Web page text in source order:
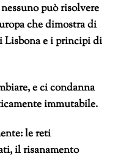
può risolvere
che dimostra di
Lisbona e i principi di
e ci condanna
immutabile.
le reti
il risanamento